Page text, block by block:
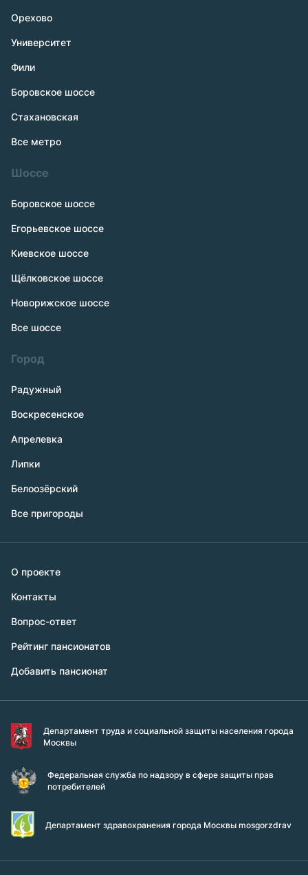
Орехово
Университет
Фили
Боровское шоссе
Стахановская
Все метро
Шоссе
Боровское шоссе
Егорьевское шоссе
Киевское шоссе
Щёлковское шоссе
Новорижское шоссе
Все шоссе
Город
Радужный
Воскресенское
Апрелевка
Липки
Белоозёрский
Все пригороды
О проекте
Контакты
Вопрос-ответ
Рейтинг пансионатов
Добавить пансионат
Департамент труда и социальной защиты населения города
Москвы
Федеральная служба по надзору в сфере защиты прав
потребителей
Департамент здравохранения города Москвы mosgorzdrav